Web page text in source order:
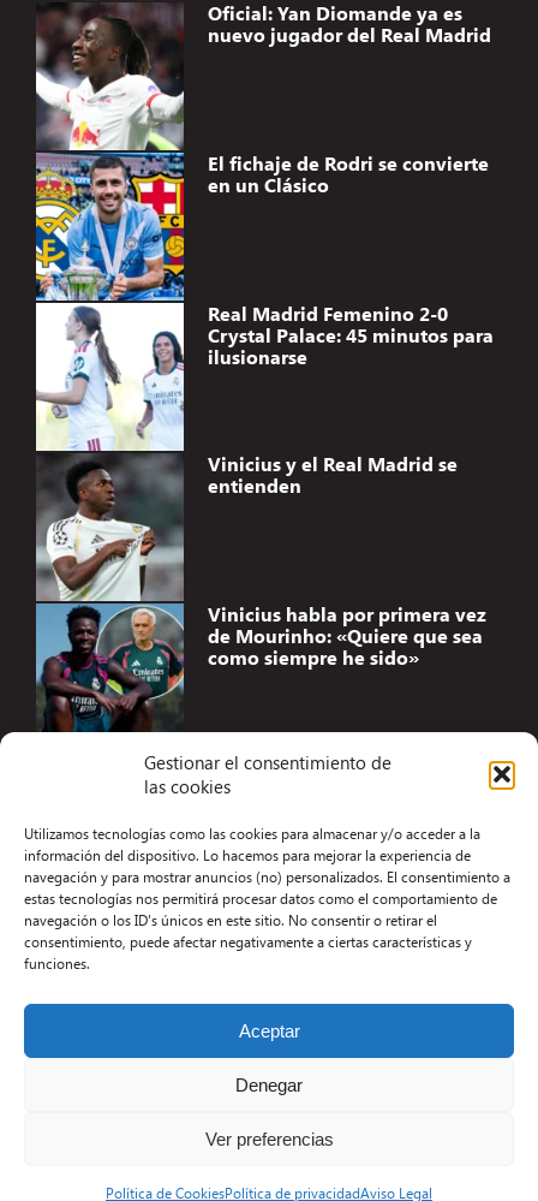
Gestionar el consentimiento de
las cookies
Utilizamos tecnologías como las cookies para almacenar y/o acceder a la
información del dispositivo. Lo hacemos para mejorar la experiencia de
navegación y para mostrar anuncios (no) personalizados. El consentimiento a
estas tecnologías nos permitirá procesar datos como el comportamiento de
navegación o los ID's únicos en este sitio. No consentir o retirar el
consentimiento, puede afectar negativamente a ciertas características y
funciones.
Aceptar
Denegar
Ver preferencias
Política de CookiesPolítica de privacidadAviso Legal
Oficial: Yan Diomande ya es
nuevo jugador del Real Madrid
El fichaje de Rodri se convierte
en un Clásico
Real Madrid Femenino 2-0
Crystal Palace: 45 minutos para
ilusionarse
Vinicius y el Real Madrid se
entienden
Vinicius habla por primera vez
de Mourinho: «Quiere que sea
como siempre he sido»
Aviso Legal
Términos y condiciones
Política de privacidad
Contacto
Desarrollo Web por Kiwop